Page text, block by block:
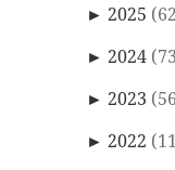
► 2025
► 2024
► 2023
► 2022